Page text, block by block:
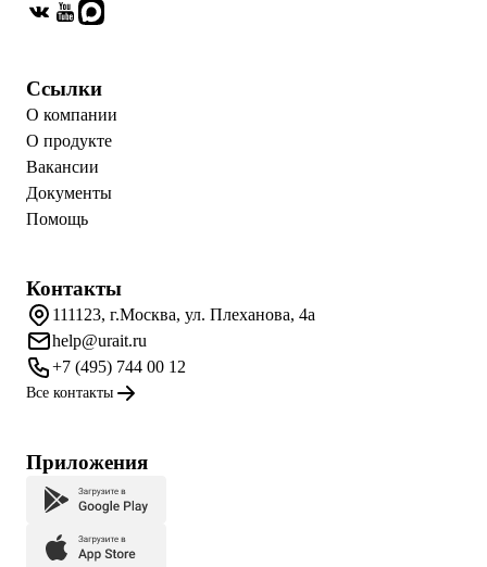
Ссылки
О компании
О продукте
Вакансии
Документы
Помощь
Контакты
111123, г.Москва, ул. Плеханова, 4а
help@urait.ru
+7 (495) 744 00 12
Все контакты
Приложения